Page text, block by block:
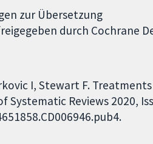
zur Übersetzung
durch Cochrane
I, Stewart F.
Systematic Reviews 2020,